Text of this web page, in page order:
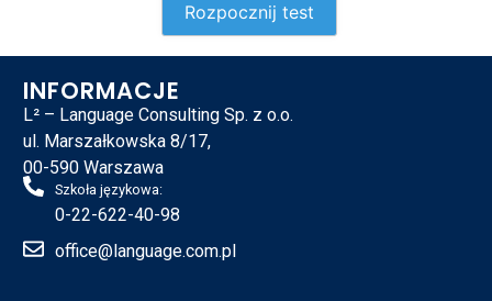
Rozpocznij test
INFORMACJE
L² – Language Consulting Sp. z o.o.
ul. Marszałkowska 8/17,
00-590 Warszawa
Szkoła językowa:
0-22-622-40-98
office@language.com.pl